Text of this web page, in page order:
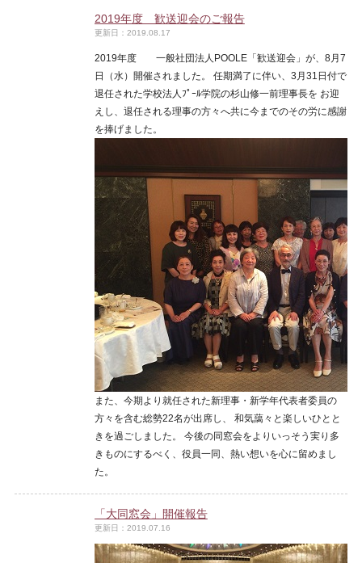
2019年度 歓送迎会のご報告
更新日：2019.08.17
2019年度 一般社団法人POOLE「歓送迎会」が、8月7
日（水）開催されました。 任期満了に伴い、3月31日付で
退任された学校法人ﾌﾟｰﾙ学院の杉山修一前理事長を お迎
えし、退任される理事の方々へ共に今までのその労に感謝
を捧げました。
また、今期より就任された新理事・新学年代表者委員の
方々を含む総勢22名が出席し、 和気藹々と楽しいひとと
きを過ごしました。 今後の同窓会をよりいっそう実り多
きものにするべく、役員一同、熱い想いを心に留めまし
た。
「大同窓会」開催報告
更新日：2019.07.16